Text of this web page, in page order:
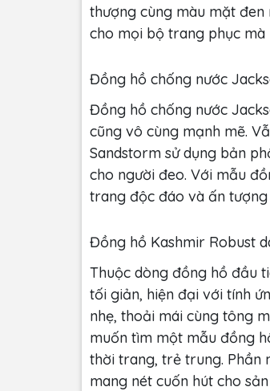
thượng cùng màu mặt
cho mọi bộ trang phục mà
Đồng hồ chống nước
Đồng hồ chống nước
cũng vô cùng mạnh mẽ.
Sandstorm sử dụng bản
cho người đeo. Với mẫu
trang độc đáo và ấn
Đồng hồ Kashmir Robust
Thuộc dòng đồng hồ đầu
tối giản, hiện đại với tính
nhẹ, thoải mái cùng tông
muốn tìm một mẫu đồng
thời trang, trẻ trung. Phần
mang nét cuốn hút cho